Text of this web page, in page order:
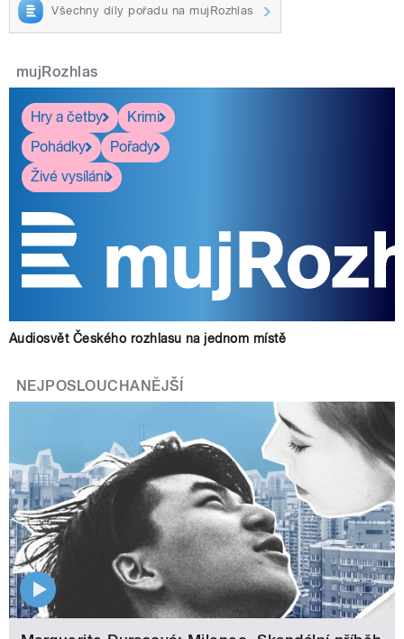
Všechny díly pořadu na mujRozhlas
mujRozhlas
Hry a četby
Krimi
Pohádky
Pořady
Živé vysílání
Audiosvět Českého rozhlasu na jednom místě
NEJPOSLOUCHANĚJŠÍ